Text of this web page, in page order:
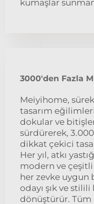
kumaşlar
3000'den Fazla
Meiyihome,
tasarım
dokular ve
sürdürerek,
dikkat çekici
Her yıl, atkı
modern ve çeşitli
her zevke uygun
odayı şık ve
dönüştürür.